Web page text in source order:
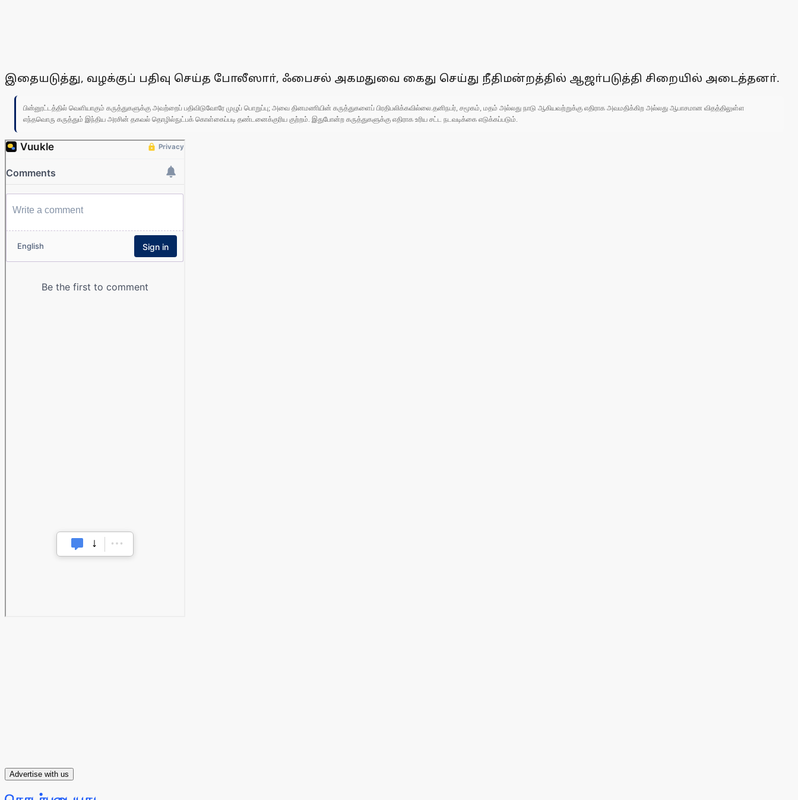
இதையடுத்து, வழக்குப் பதிவு செய்த போலீஸாா், ஃபைசல் அகமதுவை கைது செய்து நீதிமன்றத்தில் ஆஜா்படுத்தி சிறையில் அடைத்தனா்.
பின்னூட்டத்தில் வெளியாகும் கருத்துகளுக்கு அவற்றைப் பதிவிடுவோரே முழுப் பொறுப்பு; அவை தினமணியின் கருத்துகளைப் பிரதிபலிக்கவில்லை.தனிநபர், சமூகம், மதம் அல்லது நாடு ஆகியவற்றுக்கு எதிராக அவமதிக்கிற அல்லது ஆபாசமான விதத்திலுள்ள
எந்தவொரு கருத்தும் இந்திய அரசின் தகவல் தொழில்நுட்பக் கொள்கைப்படி தண்டனைக்குரிய குற்றம். இதுபோன்ற கருத்துகளுக்கு எதிராக உரிய சட்ட நடவடிக்கை எடுக்கப்படும்.
Advertise with us